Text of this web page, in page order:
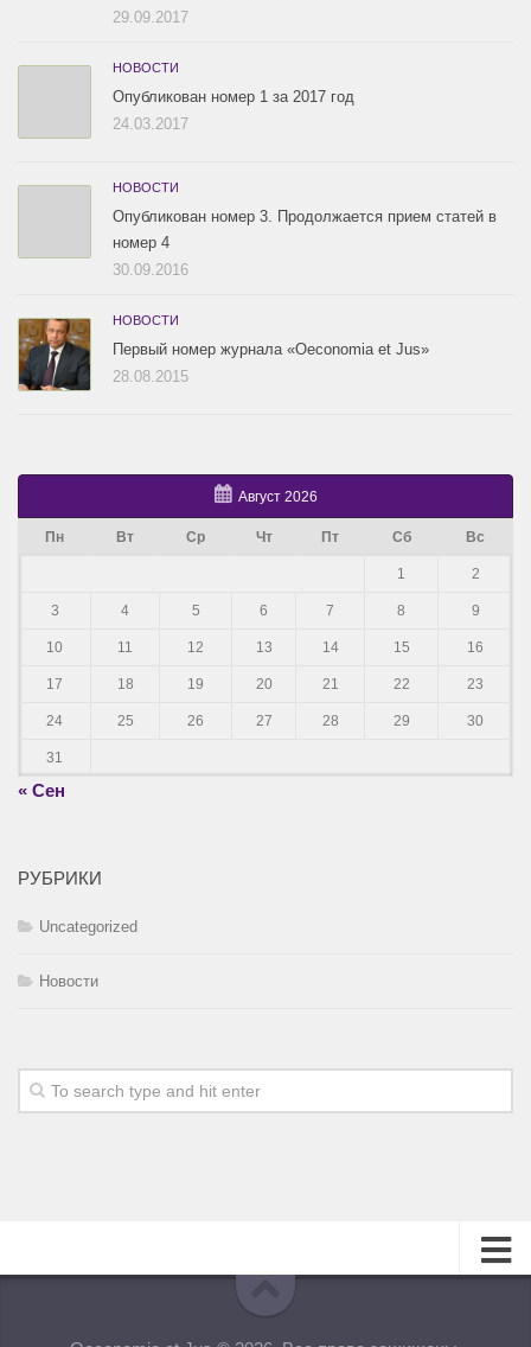
29.09.2017
НОВОСТИ
Опубликован номер 1 за 2017 год
24.03.2017
НОВОСТИ
Опубликован номер 3. Продолжается прием статей в
номер 4
30.09.2016
НОВОСТИ
Первый номер журнала «Oeconomia et Jus»
28.08.2015
Август 2026
Пн Вт Ср Чт Пт Сб Вс
1 2
3 4 5 6 7 8 9
10 11 12 13 14 15 16
17 18 19 20 21 22 23
24 25 26 27 28 29 30
31
« Сен
РУБРИКИ
Uncategorized
Новости